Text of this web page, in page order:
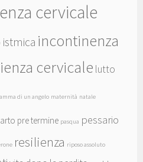
cervicale
incontinenza
cervicale lutto
di un angelo maternità natale
pre termine pasqua pessario
resilienza riposo assoluto